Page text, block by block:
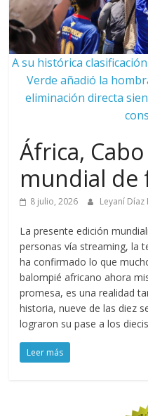
A su histórica
Verde añadió la
eliminación directa
África,
mundial de
8 julio, 2026 Leyaní
La presente edición
personas vía streaming, la
ha confirmado lo que
balompié africano ahora
promesa, es una realidad
historia, nueve de las diez
lograron su pase a los
Leer más